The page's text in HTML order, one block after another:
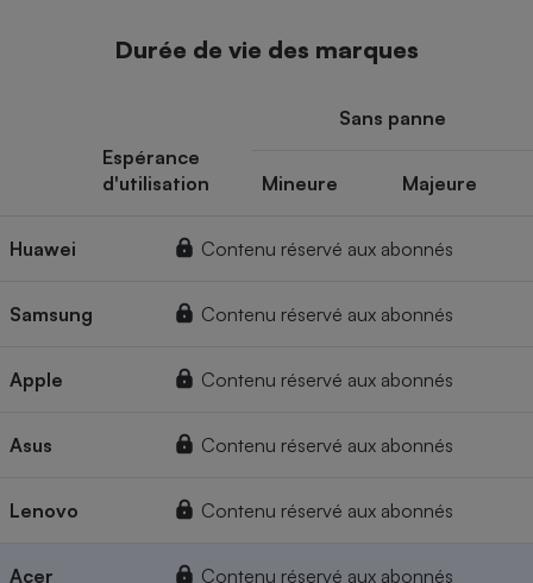
Durée de vie des marques
Espérance
d'utilisation
Sans panne
Mineure Majeure
Huawei Contenu réservé aux abonnés
Samsung Contenu réservé aux abonnés
Apple Contenu réservé aux abonnés
Asus Contenu réservé aux abonnés
Lenovo Contenu réservé aux abonnés
Acer Contenu réservé aux abonnés